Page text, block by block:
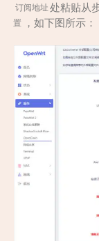
订阅地址 处粘贴从
置
，如下图所示：